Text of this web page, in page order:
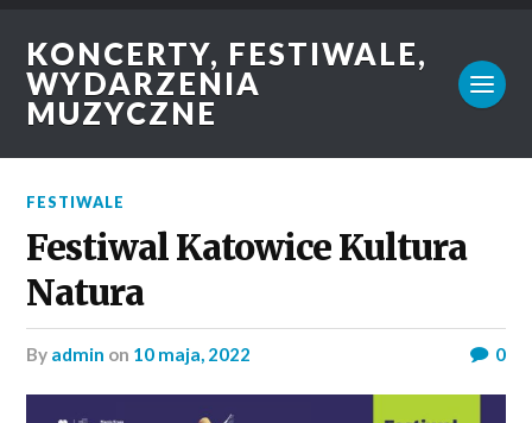
KONCERTY, FESTIWALE,
WYDARZENIA
MUZYCZNE
FESTIWALE
Festiwal Katowice Kultura
Natura
by admin on 10 maja, 2022 0